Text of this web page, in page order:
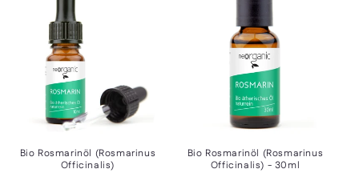
Bio Rosmarinöl (Rosmarinus
Officinalis)
Bio Rosmarinöl (Rosmarinus
Officinalis) - 30ml